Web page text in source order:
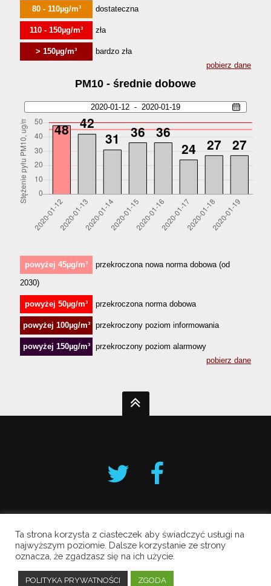
Krakowski Alarm Smogowy
Copyright © 2019 All Rights Reserved.
Polityka prywatności
Ta strona korzysta z ciasteczek aby świadczyć usługi na
najwyższym poziomie. Dalsze korzystanie ze strony
oznacza, że zgadzasz się na ich użycie.
POLITYKA PRYWATNOŚCI ZGODA